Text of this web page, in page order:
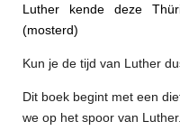
Luther kende deze
(mosterd)
Kun je de tijd van Luther
Dit boek begint met een
we op het spoor van Luther.